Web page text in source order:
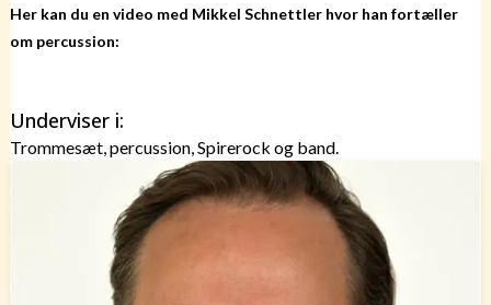
Her kan du en video med Mikkel Schnettler hvor han fortæller
om percussion:
Underviser i:
Trommesæt, percussion, Spirerock og band.